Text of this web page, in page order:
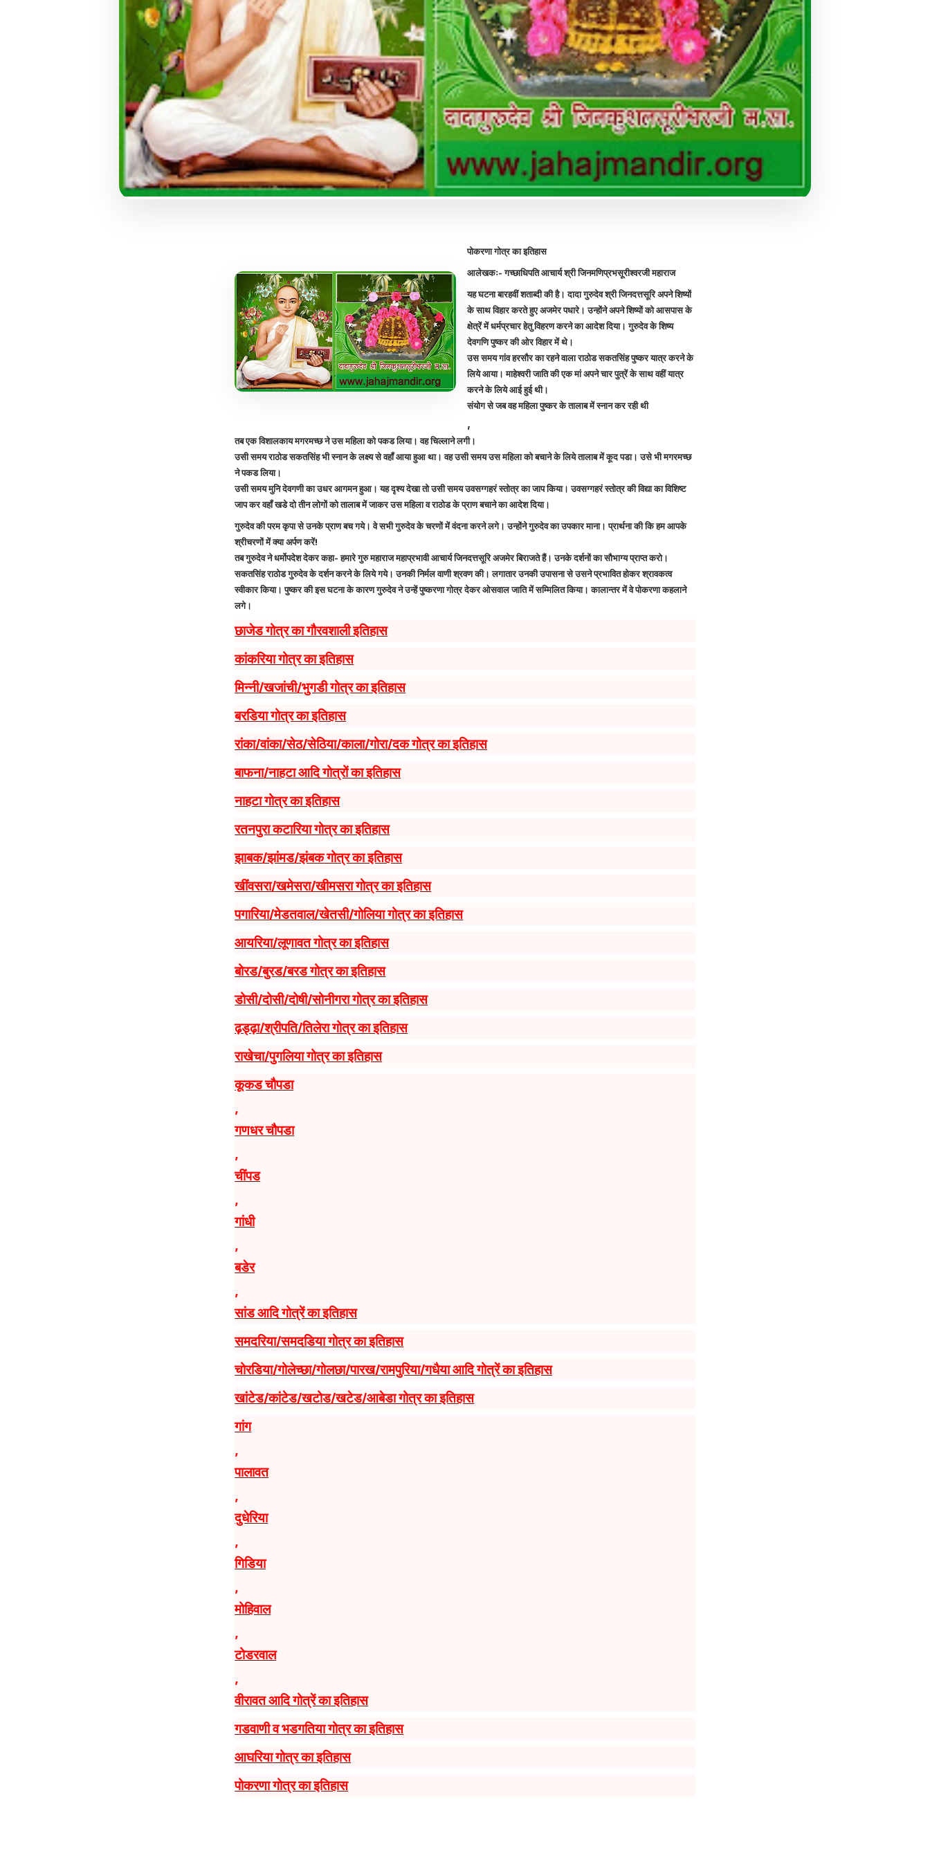
पोकरणा गोत्र का इतिहास
आलेखकः- गच्छाधिपति आचार्य श्री जिनमणिप्रभसूरीश्वरजी महाराज
यह घटना बारहवीं शताब्दी की है। दादा गुरुदेव श्री जिनदत्तसूरि अपने शिष्यों
के साथ विहार करते हुए अजमेर पधारे। उन्होंने अपने शिष्यों को आसपास के
क्षेत्रें में धर्मप्रचार हेतु विहरण करने का आदेश दिया। गुरुदेव के शिष्य
देवगणि पुष्कर की ओर विहार में थे।
उस समय गांव हरसौर का रहने वाला राठोड सकतसिंह पुष्कर यात्र करने के
लिये आया। माहेश्वरी जाति की एक मां अपने चार पुत्रें के साथ वहीं यात्र
करने के लिये आई हुई थी।
संयोग से जब वह महिला पुष्कर के तालाब में स्नान कर रही थी
,
तब एक विशालकाय मगरमच्छ ने उस महिला को पकड लिया। वह चिल्लाने लगी।
उसी समय राठोड सकतसिंह भी स्नान के लक्ष्य से वहॉं आया हुआ था। वह उसी समय उस महिला को बचाने के लिये तालाब में कूद पडा। उसे भी मगरमच्छ
ने पकड लिया।
उसी समय मुनि देवगणी का उधर आगमन हुआ। यह दृश्य देखा तो उसी समय उवसग्गहरं स्तोत्र का जाप किया। उवसग्गहरं स्तोत्र की विद्या का विशिष्ट
जाप कर वहॉं खडे दो तीन लोगों को तालाब में जाकर उस महिला व राठोड के प्राण बचाने का आदेश दिया।
गुरुदेव की परम कृपा से उनके प्राण बच गये। वे सभी गुरुदेव के चरणों में वंदना करने लगे। उन्होंने गुरुदेव का उपकार माना। प्रार्थना की कि हम आपके
श्रीचरणों में क्या अर्पण करें!
तब गुरुदेव ने धर्मोपदेश देकर कहा- हमारे गुरु महाराज महाप्रभावी आचार्य जिनदत्तसूरि अजमेर बिराजते हैं। उनके दर्शनों का सौभाग्य प्राप्त करो।
सकतसिंह राठोड गुरुदेव के दर्शन करने के लिये गये। उनकी निर्मल वाणी श्रवण की। लगातार उनकी उपासना से उसने प्रभावित होकर श्रावकत्व
स्वीकार किया। पुष्कर की इस घटना के कारण गुरुदेव ने उन्हें पुष्करणा गोत्र देकर ओसवाल जाति में सम्मिलित किया। कालान्तर में वे पोकरणा कहलाने
लगे।
छाजेड गोत्र का गौरवशाली इतिहास
कांकरिया गोत्र का इतिहास
मिन्नी/खजांची/भुगडी गोत्र का इतिहास
बरडिया गोत्र का इतिहास
रांका/वांका/सेठ/सेठिया/काला/गोरा/दक गोत्र का इतिहास
बाफना/नाहटा आदि गोत्रों का इतिहास
नाहटा गोत्र का इतिहास
रतनपुरा कटारिया गोत्र का इतिहास
झाबक/झांमड/झंबक गोत्र का इतिहास
खींवसरा/खमेसरा/खीमसरा गोत्र का इतिहास
पगारिया/मेडतवाल/खेतसी/गोलिया गोत्र का इतिहास
आयरिया/लूणावत गोत्र का इतिहास
बोरड/बुरड/बरड गोत्र का इतिहास
डोसी/दोसी/दोषी/सोनीगरा गोत्र का इतिहास
ढ़ड्ढ़ा/श्रीपति/तिलेरा गोत्र का इतिहास
राखेचा/पुगलिया गोत्र का इतिहास
कूकड चौपडा
,
गणधर चौपडा
,
चींपड
,
गांधी
,
बडेर
,
सांड आदि गोत्रें का इतिहास
समदरिया/समदडिया गोत्र का इतिहास
चोरडिया/गोलेच्छा/गोलछा/पारख/रामपुरिया/गधैया आदि गोत्रें का इतिहास
खांटेड/कांटेड/खटोड/खटेड/आबेडा गोत्र का इतिहास
गांग
,
पालावत
,
दुधेरिया
,
गिडिया
,
मोहिवाल
,
टोडरवाल
,
वीरावत आदि गोत्रें का इतिहास
गडवाणी व भडगतिया गोत्र का इतिहास
आघरिया गोत्र का इतिहास
पोकरणा गोत्र का इतिहास